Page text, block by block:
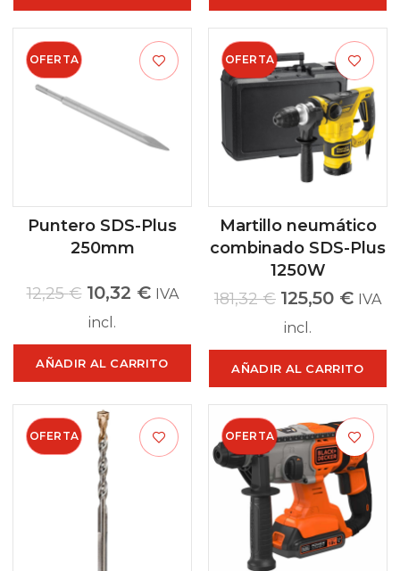
OFERTA
Puntero SDS-Plus
250mm
12,25€ 10,32 € IVA
incl.
AÑADIR AL CARRITO
OFERTA
Martillo neumático
combinado SDS-Plus
1250W
181,32€ 125,50 € IVA
incl.
AÑADIR AL CARRITO
OFERTA OFERTA